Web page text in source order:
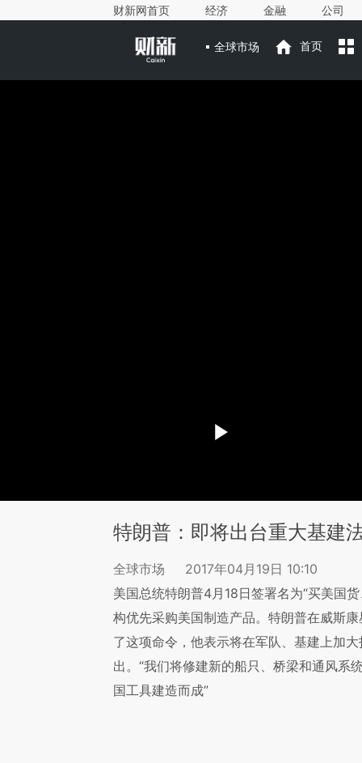
财新网首页 经济 金融 公司
全球市场 首页
特朗普：即将出台重大基建
全球市场
2017年04月19日 10:10
美国总统特朗普4月18日签署名为“买美国
构优先采购美国制造产品。特朗普在威斯
了这项命令，他表示将在军队、基建上加
出。“我们将修建新的船只、桥梁和通风系
国工具建造而成”